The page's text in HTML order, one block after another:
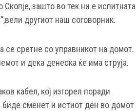
зашто во тек ни е испитната
другиот наш соговорник.
се сретне со управникот на домот.
и дека денеска ќе има струја.
кабел, кој изгорел поради
сменет и истиот ден во домот